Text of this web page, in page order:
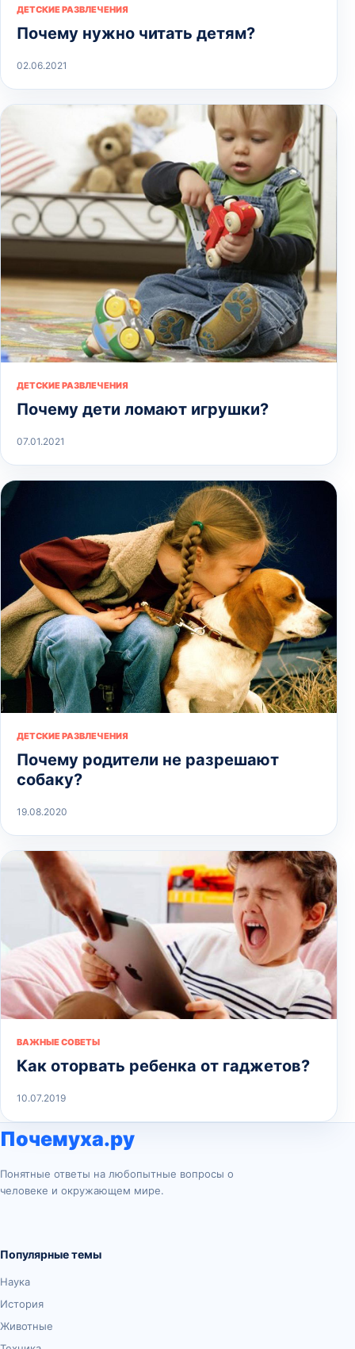
ДЕТСКИЕ РАЗВЛЕЧЕНИЯ
Почему нужно читать детям?
02.06.2021
ДЕТСКИЕ РАЗВЛЕЧЕНИЯ
Почему дети ломают игрушки?
07.01.2021
ДЕТСКИЕ РАЗВЛЕЧЕНИЯ
Почему родители не разрешают
собаку?
19.08.2020
ВАЖНЫЕ СОВЕТЫ
Как оторвать ребенка от гаджетов?
10.07.2019
Почемуха.ру
Понятные ответы на любопытные вопросы о
человеке и окружающем мире.
Популярные темы
Наука
История
Животные